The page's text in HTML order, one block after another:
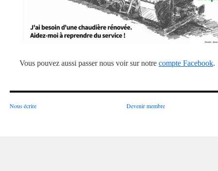
Vous pouvez aussi passer nous voir sur notre compte Facebook.
Nous écrire Devenir membre